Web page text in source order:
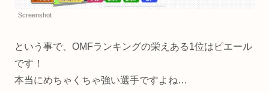
Screenshot
という事で、OMFランキングの栄えある1位はピエール
です！
本当にめちゃくちゃ強い選手ですよね…